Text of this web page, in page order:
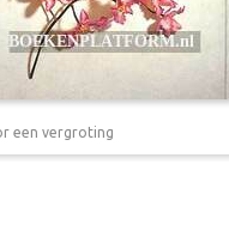
een vergroting